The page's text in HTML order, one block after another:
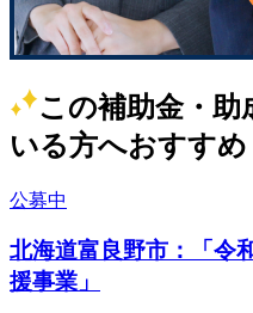
この補助金・助
いる方へおすすめ
公募中
北海道富良野市：「令
援事業」